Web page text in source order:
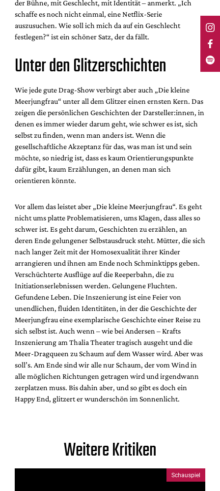
der Bühne, mit Geschlecht, mit Identität – anmerkt. „Ich
schaffe es noch nicht einmal, eine Netflix-Serie
auszusuchen. Wie soll ich mich da auf ein Geschlecht
festlegen?“ ist ein schöner Satz, der da fällt.
Unter den Glitzerschichten
Wie jede gute Drag-Show verbirgt aber auch „Die kleine
Meerjungfrau“ unter all dem Glitzer einen ernsten Kern. Das
zeigen die persönlichen Geschichten der Darsteller:innen, in
denen es immer wieder darum geht, wie schwer es ist, sich
selbst zu finden, wenn man anders ist. Wenn die
gesellschaftliche Akzeptanz für das, was man ist und sein
möchte, so niedrig ist, dass es kaum Orientierungspunkte
dafür gibt, kaum Erzählungen, an denen man sich
orientieren könnte.
Vor allem das leistet aber „Die kleine Meerjungfrau“. Es geht
nicht ums platte Problematisieren, ums Klagen, dass alles so
schwer ist. Es geht darum, Geschichten zu erzählen, an
deren Ende gelungener Selbstausdruck steht. Mütter, die sich
nach langer Zeit mit der Homosexualität ihrer Kinder
arrangieren und ihnen am Ende noch Schminktipps geben.
Verschüchterte Ausflüge auf die Reeperbahn, die zu
Initiationserlebnissen werden. Gelungene Fluchten.
Gefundene Leben. Die Inszenierung ist eine Feier von
unendlichen, fluiden Identitäten, in der die Geschichte der
Meerjungfrau eine exemplarische Geschichte einer Reise zu
sich selbst ist. Auch wenn – wie bei Andersen – Krafts
Inszenierung am Thalia Theater tragisch ausgeht und die
Meer-Dragqueen zu Schaum auf dem Wasser wird. Aber was
soll’s. Am Ende sind wir alle nur Schaum, der vom Wind in
alle möglichen Richtungen getragen wird und irgendwann
zerplatzen muss. Bis dahin aber, und so gibt es doch ein
Happy End, glitzert er wunderschön im Sonnenlicht.
Weitere Kritiken
Schauspiel